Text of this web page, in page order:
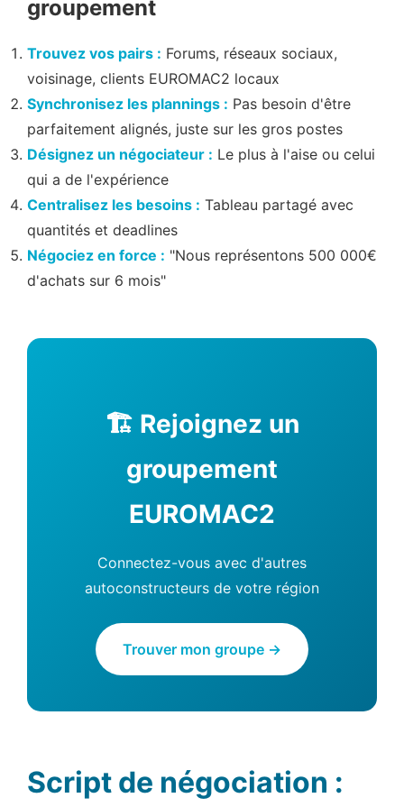
groupement
Trouvez vos pairs : Forums, réseaux sociaux,
voisinage, clients EUROMAC2 locaux
Synchronisez les plannings : Pas besoin d'être
parfaitement alignés, juste sur les gros postes
Désignez un négociateur : Le plus à l'aise ou celui
qui a de l'expérience
Centralisez les besoins : Tableau partagé avec
quantités et deadlines
Négociez en force : "Nous représentons 500 000€
d'achats sur 6 mois"
🏗️ Rejoignez un
groupement
EUROMAC2
Connectez-vous avec d'autres
autoconstructeurs de votre région
Trouver mon groupe →
Script de négociation :